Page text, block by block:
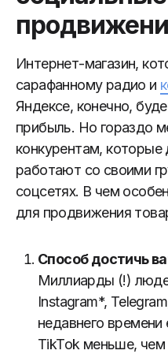
Интернет-магазин,
сарафанному радио и
Яндексе, конечно,
прибыль. Но гораздо
конкурентам, которые
работают со своими
соцсетях. В чем
для продвижения
Способ достичь
Миллиарды (!)
Instagram*,
недавнего
TikTok меньше, чем